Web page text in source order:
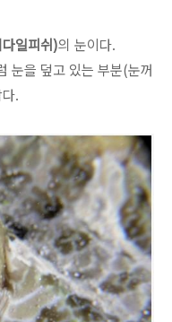
일피쉬)의 눈이다.
눈을 덮고 있는 부분(눈꺼
.